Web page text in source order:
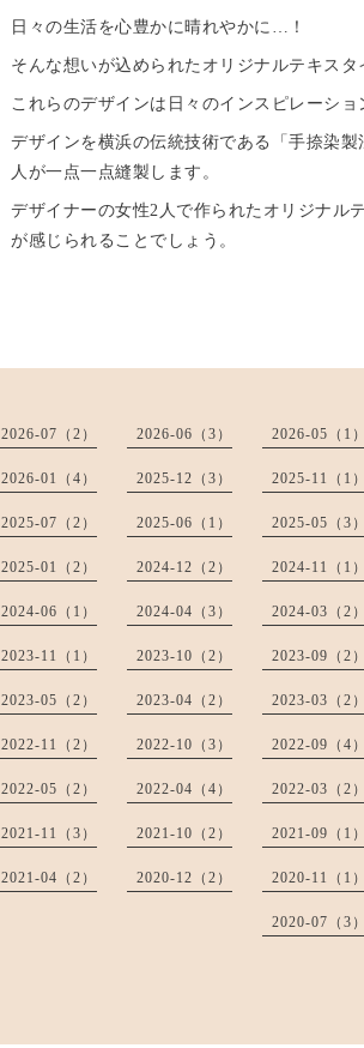
日々の生活を心豊かに晴れやかに…！
そんな想いが込められたオリジナルテキス
これらのデザインは日々のインスピレーシ
デザインを横浜の伝統技術である「手捺染
人が一点一点縫製します。
デザイナーの女性2人で作られたオリジナル
が感じられることでしょう。
2026-07（2） 2026-06（3） 2026-05（1）
2026-01（4） 2025-12（3） 2025-11（1）
2025-07（2） 2025-06（1） 2025-05（3）
2025-01（2） 2024-12（2） 2024-11（1）
2024-06（1） 2024-04（3） 2024-03（2）
2023-11（1） 2023-10（2） 2023-09（2）
2023-05（2） 2023-04（2） 2023-03（2）
2022-11（2） 2022-10（3） 2022-09（4）
2022-05（2） 2022-04（4） 2022-03（2）
2021-11（3） 2021-10（2） 2021-09（1）
2021-04（2） 2020-12（2） 2020-11（1）
2020-07（3）